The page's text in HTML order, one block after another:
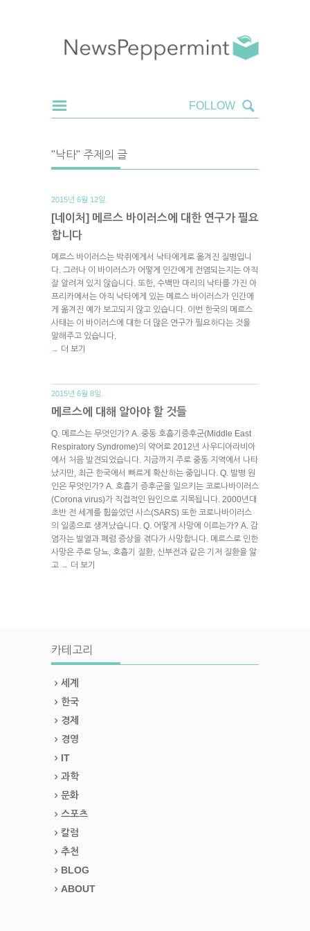
"낙타" 주제의 글
2015년 6월 12일.
[네이처] 메르스 바이러스에 대한 연구가 필요
합니다
메르스 바이러스는 박쥐에게서 낙타에게로 옮겨진 질병입니
다. 그러나 이 바이러스가 어떻게 인간에게 전염되는지는 아직
잘 알려져 있지 않습니다. 또한, 수백만 마리의 낙타를 가진 아
프리카에서는 아직 낙타에게 있는 메르스 바이러스가 인간에
게 옮겨진 예가 보고되지 않고 있습니다. 이번 한국의 메르스
사태는 이 바이러스에 대한 더 많은 연구가 필요하다는 것을
말해주고 있습니다.
→ 더 보기
2015년 6월 8일.
메르스에 대해 알아야 할 것들
Q. 메르스는 무엇인가? A. 중동 호흡기증후군(Middle East
Respiratory Syndrome)의 약어로 2012년 사우디아라비아
에서 처음 발견되었습니다. 지금까지 주로 중동 지역에서 나타
났지만, 최근 한국에서 빠르게 확산하는 중입니다. Q. 발병 원
인은 무엇인가? A. 호흡기 증후군을 일으키는 코로나바이러스
(Corona virus)가 직접적인 원인으로 지목됩니다. 2000년대
초반 전 세계를 휩쓸었던 사스(SARS) 또한 코로나바이러스
의 일종으로 생겨났습니다. Q. 어떻게 사망에 이르는가? A. 감
염자는 발열과 폐렴 증상을 겪다가 사망합니다. 메르스로 인한
사망은 주로 당뇨, 호흡기 질환, 신부전과 같은 기저 질환을 앓
고 → 더 보기
카테고리
세계
한국
경제
경영
IT
과학
문화
스포츠
칼럼
추천
BLOG
ABOUT